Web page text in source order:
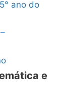
ano do
e